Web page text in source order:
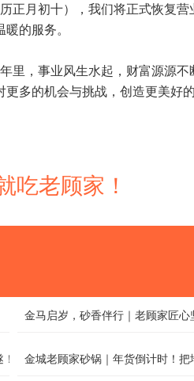
正月初十），我们将正式恢复营
暖的服务。
里，事业风生水起，财富源源
多的机会与挑战，创造更美好的
吃老顾家！
金马启岁，砂香伴行｜老顾家匠心
金城老顾家砂锅｜年货倒计时！把